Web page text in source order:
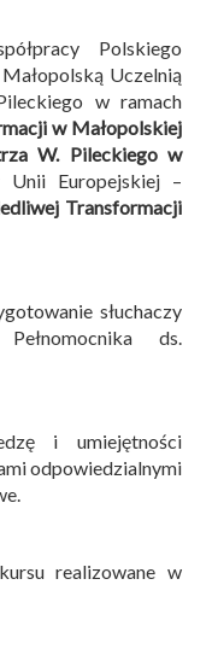
Polskiego
Uczelnią
w ramach
w Małopolskiej
W. Pileckiego w
Europejskiej –
Transformacji
słuchaczy
ds.
i umiejętności
odpowiedzialnymi
realizowane w